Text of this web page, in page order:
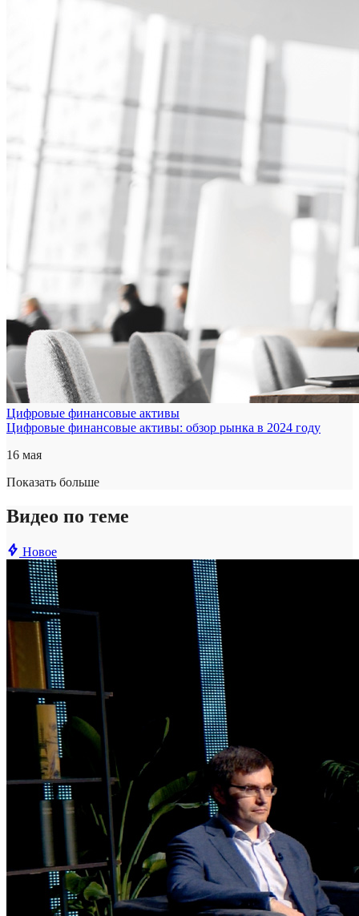
Цифровые финансовые активы
Цифровые финансовые активы: обзор рынка в 2024 году
16 мая
Показать больше
Видео по теме
Новое